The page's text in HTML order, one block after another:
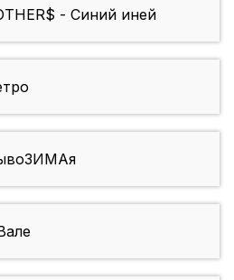
- Синий иней